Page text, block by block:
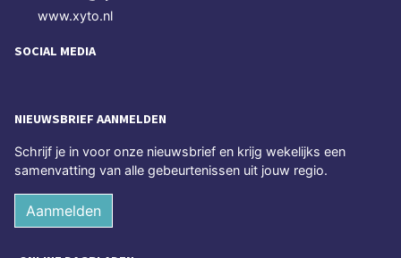
www.xyto.nl
SOCIAL MEDIA
NIEUWSBRIEF AANMELDEN
Schrijf je in voor onze nieuwsbrief en krijg wekelijks een
samenvatting van alle gebeurtenissen uit jouw regio.
Aanmelden